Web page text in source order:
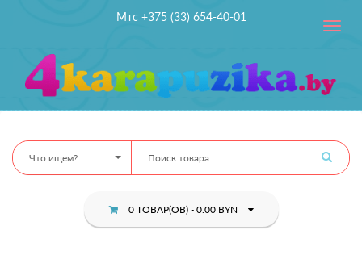
Мтс +375 (33) 654-40-01
Toggle
Что ищем?
0 ТОВАР(ОВ) - 0.00 BYN